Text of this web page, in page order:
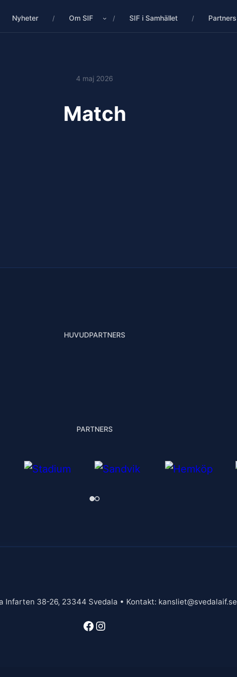
Nyheter Om SIF SIF i Samhället Partners
4 maj 2026
Match
HUVUDPARTNERS
PARTNERS
Infarten 38-26, 23344 Svedala • Kontakt: kansliet@svedalaif.se
Facebook
Instagram